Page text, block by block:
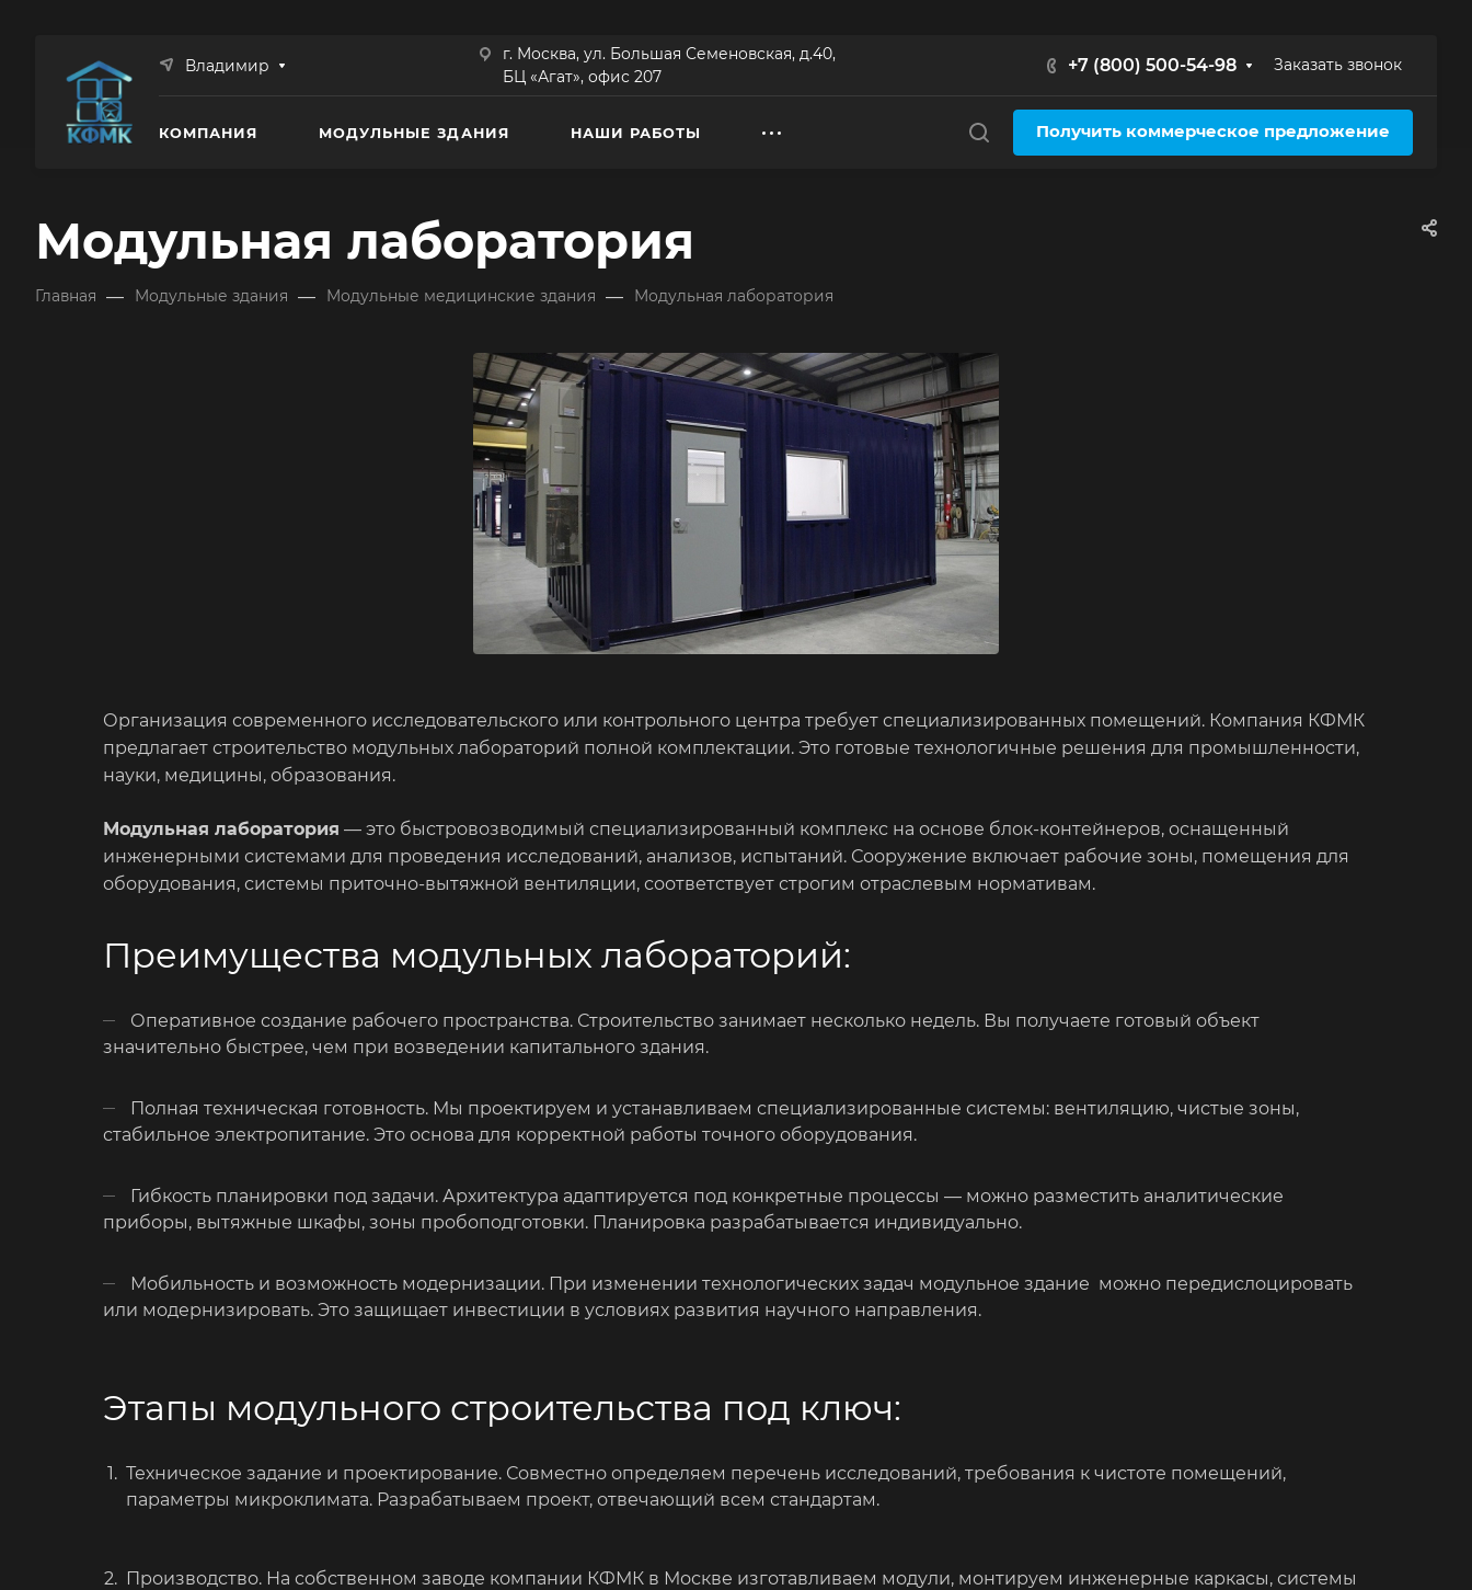
Владимир
г. Москва, ул. Большая Семеновская, д.40,
БЦ «Агат», офис 207
+7 (800) 500-54-98 Заказать звонок
КОМПАНИЯ МОДУЛЬНЫЕ ЗДАНИЯ НАШИ РАБОТЫ Получить коммерческое предложение
Модульная лаборатория
Главная — Модульные здания — Модульные медицинские здания — Модульная лаборатория
Организация современного исследовательского или контрольного центра требует специализированных помещений. Компания КФМК
предлагает строительство модульных лабораторий полной комплектации. Это готовые технологичные решения для промышленности,
науки, медицины, образования.
Модульная лаборатория — это быстровозводимый специализированный комплекс на основе блок-контейнеров, оснащенный
инженерными системами для проведения исследований, анализов, испытаний. Сооружение включает рабочие зоны, помещения для
оборудования, системы приточно-вытяжной вентиляции, соответствует строгим отраслевым нормативам.
Преимущества модульных лабораторий:
Оперативное создание рабочего пространства. Строительство занимает несколько недель. Вы получаете готовый объект
значительно быстрее, чем при возведении капитального здания.
Полная техническая готовность. Мы проектируем и устанавливаем специализированные системы: вентиляцию, чистые зоны,
стабильное электропитание. Это основа для корректной работы точного оборудования.
Гибкость планировки под задачи. Архитектура адаптируется под конкретные процессы — можно разместить аналитические
приборы, вытяжные шкафы, зоны пробоподготовки. Планировка разрабатывается индивидуально.
Мобильность и возможность модернизации. При изменении технологических задач модульное здание можно передислоцировать
или модернизировать. Это защищает инвестиции в условиях развития научного направления.
Этапы модульного строительства под ключ:
Техническое задание и проектирование. Совместно определяем перечень исследований, требования к чистоте помещений,
параметры микроклимата. Разрабатываем проект, отвечающий всем стандартам.
Производство. На собственном заводе компании КФМК в Москве изготавливаем модули, монтируем инженерные каркасы, системы